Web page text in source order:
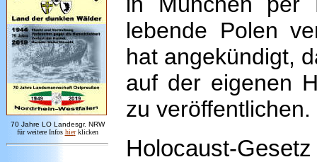
70 Jahre LO Landesgr. NRW
für weitere Infos hier klicken
lebende Polen
hat angekündigt,
auf der eigenen
zu veröffentlichen.
Holocaust-